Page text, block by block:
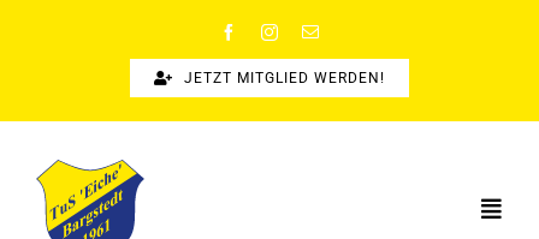
JETZT MITGLIED WERDEN!